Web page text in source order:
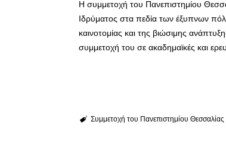
Η συμμετοχή του Πανεπιστημίου
Ιδρύματος στα πεδία των έξυπνων
καινοτομίας και της βιώσιμης
συμμετοχή του σε ακαδημαϊκές και
Συμμετοχή του Πανεπιστημίου Θεσσαλίας